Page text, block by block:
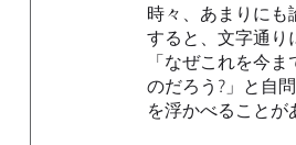
時々、あまりにも
すると、文字通り
「なぜこれを今
のだろう?」と自
を浮かべることが